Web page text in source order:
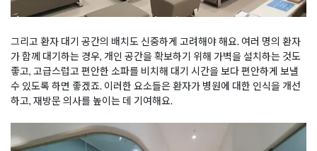
그리고 환자 대기 공간의 배치도 신중하게 고려해야 해요. 여러 명의 환자
가 함께 대기하는 경우, 개인 공간을 확보하기 위해 가벽을 설치하는 것도
좋고, 고급스럽고 편안한 소파를 비치해 대기 시간을 보다 편안하게 보낼
수 있도록 하면 좋겠죠. 이러한 요소들은 환자가 병원에 대한 인식을 개선
하고, 재방문 의사를 높이는 데 기여해요.